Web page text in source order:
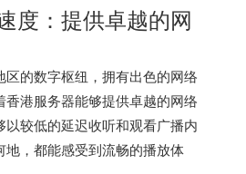
度：提供卓越的网
区的数字枢纽，拥有出色的网络
香港服务器能够提供卓越的网络
以较低的延迟收听和观看广播内
地，都能感受到流畅的播放体